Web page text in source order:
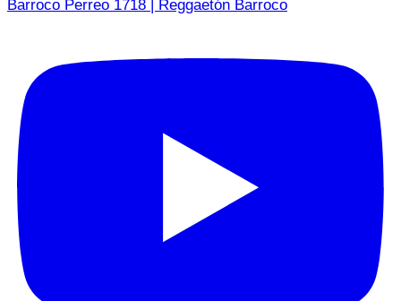
Barroco Perreo 1718 | Reggaetón Barroco